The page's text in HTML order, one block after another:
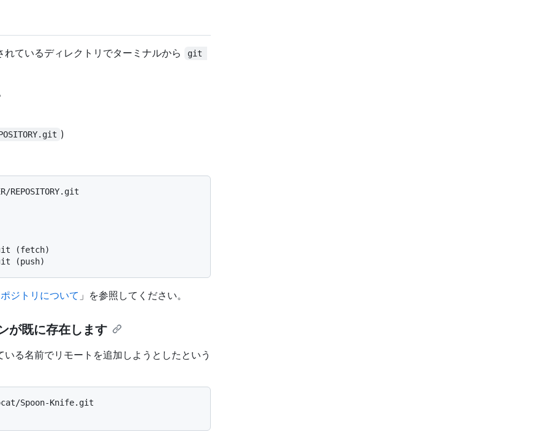
ているディレクトリでターミナルから git
)
REPOSITORY.git
(fetch)
(push)
ジトリについて 」を参照してください。
が既に存在します
る名前でリモートを追加しようとしたという
Spoon-Knife.git